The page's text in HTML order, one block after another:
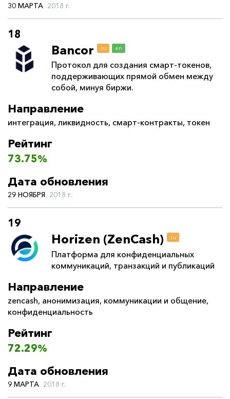
30 МАРТА 2018 г.
18
Bancor ru en
Протокол для создания смарт-токенов,
поддерживающих прямой обмен между
собой, минуя биржи.
Направление
интеграция,ликвидность, смарт-контракты, токен
Рейтинг
73.75%
Дата обновления
29 НОЯБРЯ 2018 г.
19
Horizen (ZenCash) ru
Платформа для конфиденциальных
коммуникаций, транзакций и публикаций
Направление
zencash, анонимизация, коммуникации и общение,
конфиденциальность
Рейтинг
72.29%
Дата обновления
9 МАРТА 2018 г.